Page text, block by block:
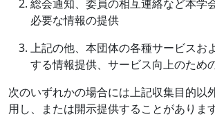
総会通知、委員の相互連絡など本学
必要な情報の提供
上記の他、本団体の各種サービスお
する情報提供、サービス向上のため
次のいずれかの場合には上記収集目的以
用し、または開示提供することがあります